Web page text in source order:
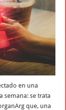
en una
semana: se trata
que, una